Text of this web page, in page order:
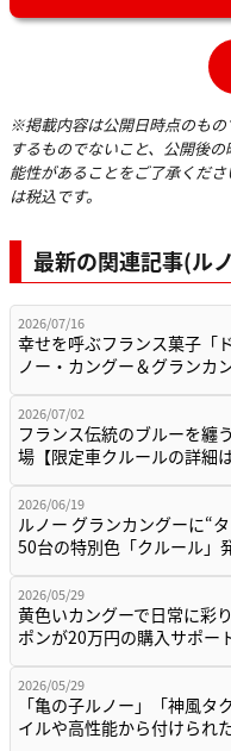
※掲載内容は公開日時点のも
するものでないこと、公開後
能性があることをご了承くだ
は税込です。
最新の関連記事(ル
2026/07/16
幸せを呼ぶフランス菓子「
ノー・カングー＆グランカ
2026/07/02
フランス伝統のブルーを纏
場【限定車クルールの詳細
2026/06/19
ルノー グランカングーに“
50台の特別色「クルール」
2026/05/29
黄色いカングーで日常に彩
ポンが20万円の購入サポー
2026/05/29
「亀の子ルノー」「神風
イルや高性能から付けら